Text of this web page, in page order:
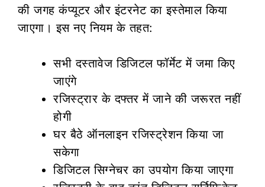
की जगह कंप्यूटर और इंटरनेट का इस्तेमाल किया
जाएगा। इस नए नियम के तहत:
सभी दस्तावेज डिजिटल फॉर्मेट में जमा किए
जाएंगे
रजिस्ट्रार के दफ्तर में जाने की जरूरत नहीं
होगी
घर बैठे ऑनलाइन रजिस्ट्रेशन किया जा
सकेगा
डिजिटल सिग्नेचर का उपयोग किया जाएगा